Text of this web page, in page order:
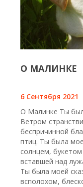
О МАЛИНКЕ
6 Сентября 2021
О Малинке Ты
Ветром
беспричинной
птиц. Ты была
солнцем,
вставшей над
Ты была моей
всполохом,